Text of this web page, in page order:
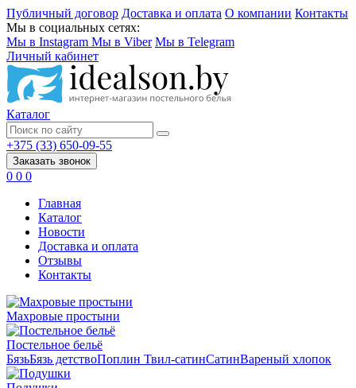
Публичный договор Доставка и оплата О компании Контакты
Мы в социальных сетях:
Мы в Instagram Мы в Viber Мы в Telegram
Личный кабинет
Каталог
+375 (33) 650-09-55
Заказать звонок
0 0 0
Главная
Каталог
Новости
Доставка и оплата
Отзывы
Контакты
Махровые простыни
Постельное бельё
БязьБязь детствоПоплин Твил-сатинСатинВареный хлопок